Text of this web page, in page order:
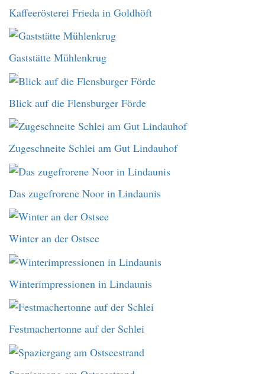
Kaffeerösterei Frieda in Goldhöft
Gaststätte Mühlenkrug
Blick auf die Flensburger Förde
Zugeschneite Schlei am Gut Lindauhof
Das zugefrorene Noor in Lindaunis
Winter an der Ostsee
Winterimpressionen in Lindaunis
Festmachertonne auf der Schlei